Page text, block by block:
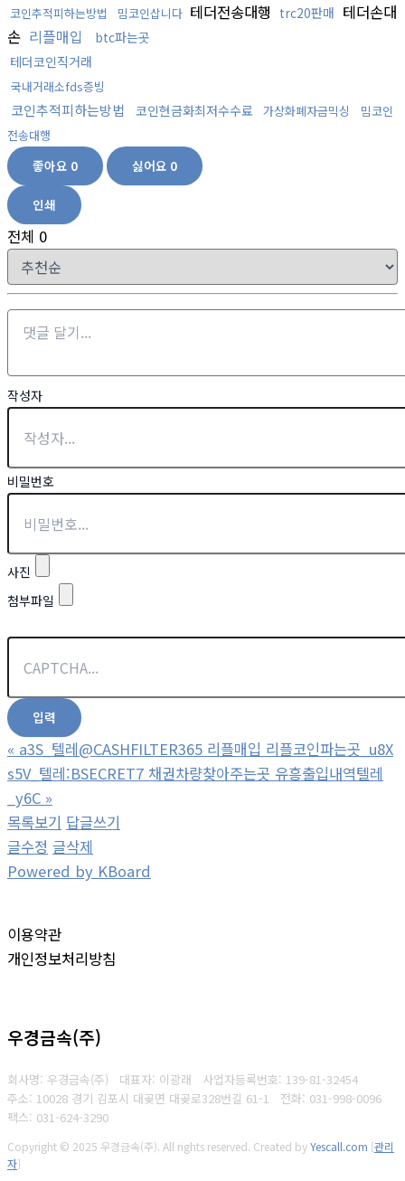
코인추적피하는방법 밈코인삽니다 테더전송대행 trc20판매 테더손대
손 리플매입
btc파는곳
테더코인직거래
국내거래소fds증빙
코인추적피하는방법 코인현금화최저수수료 가상화폐자금믹싱
밈코인
전송대행
좋아요 0 싫어요 0
인쇄
전체 0
작성자
비밀번호
사진
첨부파일
« a3S_텔레@CASHFILTER365 리플매입 리플코인파는곳_u8X
s5V_텔레:BSECRET7 채권차량찾아주는곳 유흥출입내역텔레
_y6C »
목록보기 답글쓰기
글수정 글삭제
Powered by KBoard
이용약관
개인정보처리방침
우경금속(주)
회사명: 우경금속(주) 대표자: 이광래 사업자등록번호: 139-81-32454
주소: 10028 경기 김포시 대곶면 대곶로328번길 61-1 전화: 031-998-0096
팩스: 031-624-3290
Copyright © 2025 우경금속(주). All rights reserved. Created byYescall.com [관리
자]